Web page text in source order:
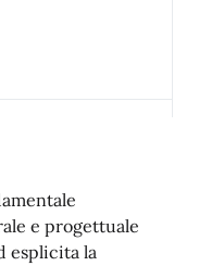
e progettuale
esplicita la